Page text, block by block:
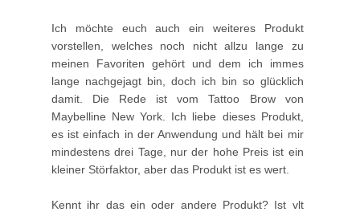
Ich möchte euch auch ein weiteres Produkt
vorstellen, welches noch nicht allzu lange zu
meinen Favoriten gehört und dem ich immes
lange nachgejagt bin, doch ich bin so glücklich
damit. Die Rede ist vom Tattoo Brow von
Maybelline New York. Ich liebe dieses Produkt,
es ist einfach in der Anwendung und hält bei mir
mindestens drei Tage, nur der hohe Preis ist ein
kleiner Störfaktor, aber das Produkt ist es wert.
Kennt ihr das ein oder andere Produkt? Ist vlt